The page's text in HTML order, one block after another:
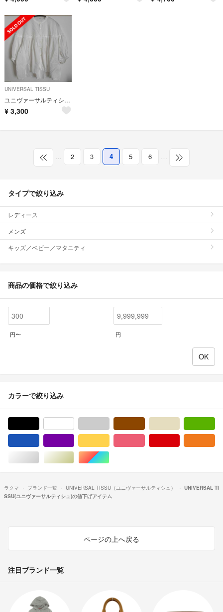
UNIVERSAL TISSU
ユニヴァーサルティシュ バンドカラーギャザーボリュームブラウス
¥ 3,300
… 2 3 4 5 6 …
タイプで絞り込み
レディース
メンズ
キッズ／ベビー／マタニティ
商品の価格で絞り込み
円〜 円
カラーで絞り込み
シルバー/銀色系ゴールド/金色系マルチカラー
ラクマ ブランド一覧 UNIVERSAL TISSU（ユニヴァーサルティシュ）
UNIVERSAL TI
SSU(ユニヴァーサルティシュ)の値下げアイテム
ページの上へ戻る
注目ブランド一覧